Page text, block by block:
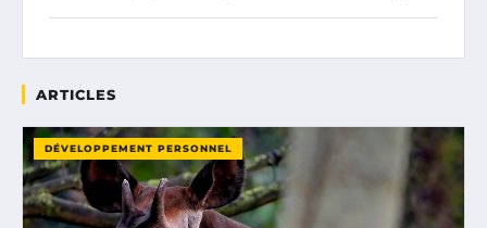
ARTICLES
DÉVELOPPEMENT PERSONNEL